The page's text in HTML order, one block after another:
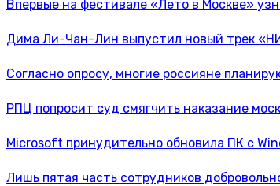
Впервые на фестивале «Лето в Москве»
Дима Ли-Чан-Лин выпустил новый трек
Согласно опросу, многие россияне
РПЦ попросит суд смягчить наказание
Microsoft принудительно обновила ПК с
Лишь пятая часть сотрудников